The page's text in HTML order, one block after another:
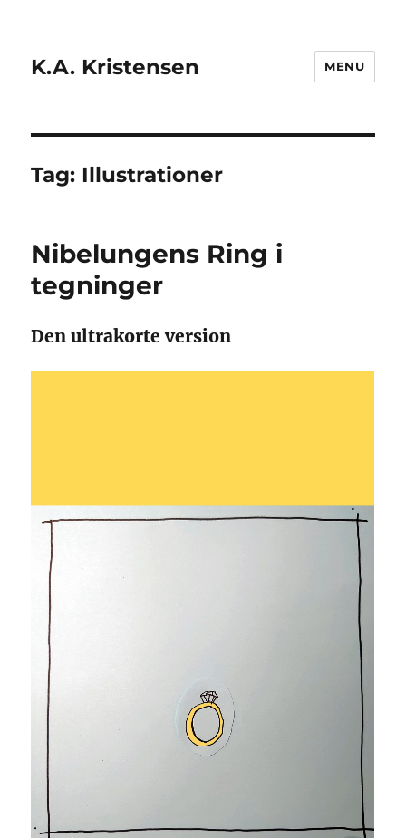
K.A. Kristensen MENU
Tag: Illustrationer
Nibelungens Ring i
tegninger
Den ultrakorte version